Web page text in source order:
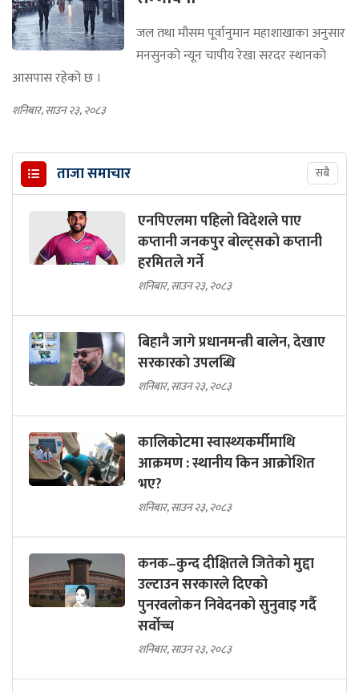
जल तथा मौसम पूर्वानुमान महाशाखाका अनुसार
मनसुनको न्यून चापीय रेखा सरदर स्थानको
आसपास रहेको छ ।
शनिबार, साउन २३, २०८३
ताजा समाचार सबै
एनपिएलमा पहिलो विदेशले पाए
कप्तानी जनकपुर बोल्ट्सको कप्तानी
हरमितले गर्ने
शनिबार, साउन २३, २०८३
बिहानै जागे प्रधानमन्त्री बालेन, देखाए
सरकारकाे उपलब्धि
शनिबार, साउन २३, २०८३
कालिकोटमा स्वास्थ्यकर्मीमाथि
आक्रमण : स्थानीय किन आक्रोशित
भए?
शनिबार, साउन २३, २०८३
कनक–कुन्द दीक्षितले जितेको मुद्दा
उल्टाउन सरकारले दिएको
पुनरवलोकन निवेदनको सुनुवाइ गर्दै
सर्वोच्च
शनिबार, साउन २३, २०८३